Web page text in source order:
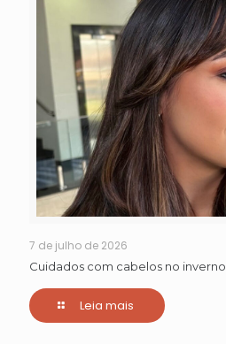
7 de julho de 2026
Cuidados com cabelos no inverno
Leia mais